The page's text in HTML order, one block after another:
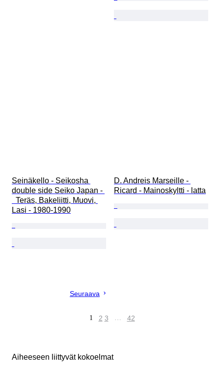
Seinäkello - Seikosha
double side Seiko Japan -
  Teräs, Bakeliitti, Muovi,
Lasi - 1980-1990
D. Andreis Marseille -
Ricard - Mainoskyltti - latta
Seuraava
1 2 3 … 42
Aiheeseen liittyvät kokoelmat